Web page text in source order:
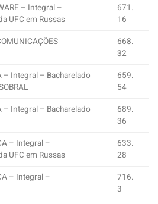
– Integral –
UFC em Russas
671.
16
668.
32
– Integral – Bacharelado
659.
54
– Integral – Bacharelado
689.
36
– Integral –
UFC em Russas
633.
28
– Integral –
716.
3